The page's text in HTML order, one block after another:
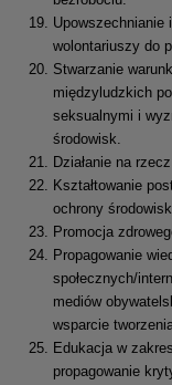
Upowszechnianie
wolontariuszy do
Stwarzanie
międzyludzkich
seksualnymi i
środowisk.
Działanie na
Kształtowanie
ochrony
Promocja
Propagowanie
społecznych/
mediów
wsparcie
Edukacja w
propagowanie